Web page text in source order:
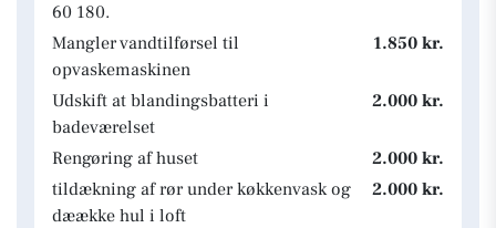
60 180.
Mangler vandtilførsel til
opvaskemaskinen
1.850 kr.
Udskift at blandingsbatteri i
badeværelset
2.000 kr.
Rengøring af huset
2.000 kr.
tildækning af rør under køkkenvask og
dæække hul i loft
2.000 kr.